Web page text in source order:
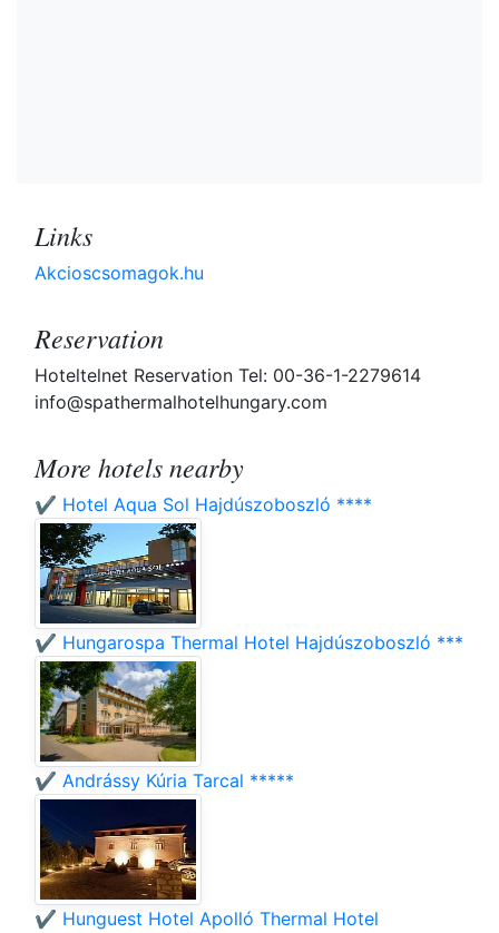
Links
Akcioscsomagok.hu
Reservation
Hoteltelnet Reservation Tel: 00-36-1-2279614
info@spathermalhotelhungary.com
More hotels nearby
✔️ Hotel Aqua Sol Hajdúszoboszló ****
✔️ Hungarospa Thermal Hotel Hajdúszoboszló ***
✔️ Andrássy Kúria Tarcal *****
✔️ Hunguest Hotel Apolló Thermal Hotel